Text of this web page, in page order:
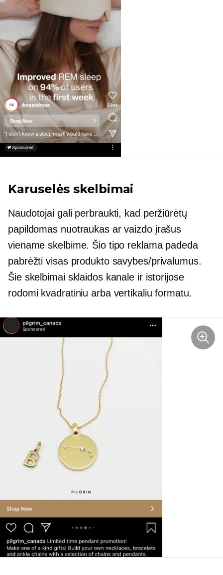
Karuselės skelbimai
Naudotojai gali perbraukti, kad peržiūrėtų
papildomas nuotraukas ar vaizdo įrašus
viename skelbime. Šio tipo reklama padeda
pabrėžti visas produkto savybes/privalumus.
Šie skelbimai sklaidos kanale ir istorijose
rodomi kvadratiniu arba vertikaliu formatu.